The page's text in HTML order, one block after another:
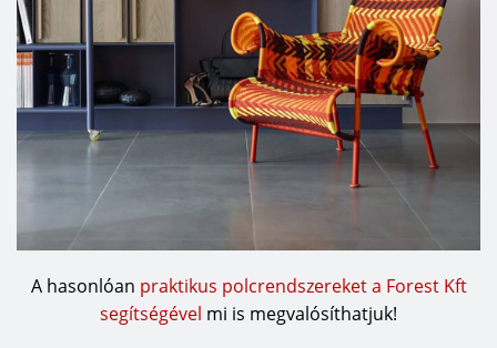
A hasonlóan praktikus polcrendszereket a Forest Kft
segítségével mi is megvalósíthatjuk!